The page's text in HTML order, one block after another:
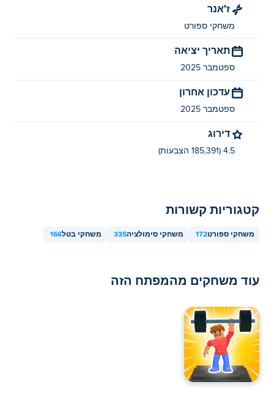
האם אני יכול לשחק בסימולטור אגרוף חוף
ניתן לשחק בסימולטור אגרוף חוף במחשב ובמכשירים ניידים
ז'אנר
משחקי ספורט
תאריך יציאה
ספטמבר 2025
עדכון אחרון
ספטמבר 2025
דירוג
4.5 (185,391 הצבעות)
קטגוריות קשורות
משחקי ספורט172 משחקי סימולציה335 משחקי בטל166
עוד משחקים מהמפתח הזה